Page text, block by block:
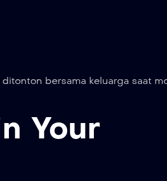
bersama keluarga saat
Your